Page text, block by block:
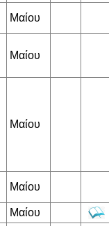
Μαίου
Μαίου
Μαίου
Μαίου
Μαίου